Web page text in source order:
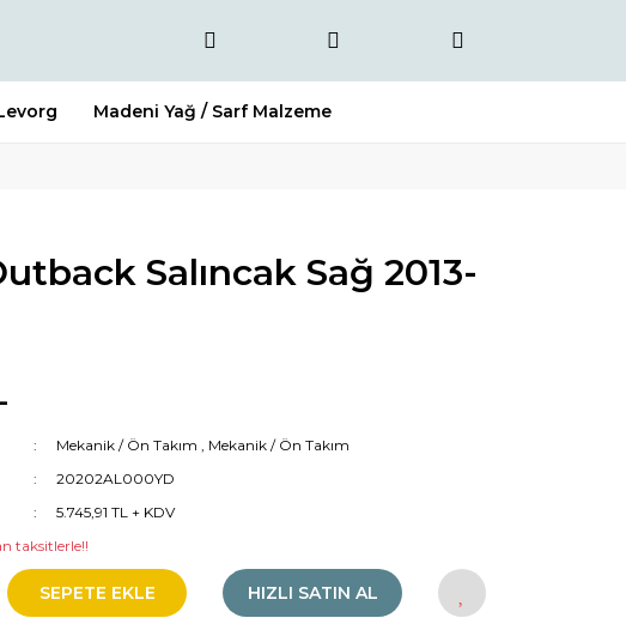
Madeni Yağ / Sarf Malzeme
Salıncak Sağ 2013-
Mekanik / Ön Takım , Mekanik / Ön Takım
20202AL000YD
5.745,91 TL + KDV
taksitlerle!!
SEPETE EKLE HIZLI SATIN AL